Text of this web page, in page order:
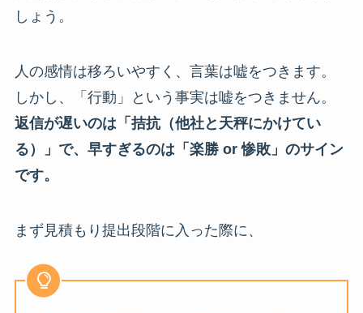
しょう。
人の感情は移ろいやすく、言葉は嘘をつきます。
しかし、「行動」という事実は嘘をつきません。
返信が遅いのは「拮抗（他社と天秤にかけてい
る）」で、早すぎるのは「楽勝 or 惨敗」のサイン
です。
まず見積もり提出段階に入った際に、